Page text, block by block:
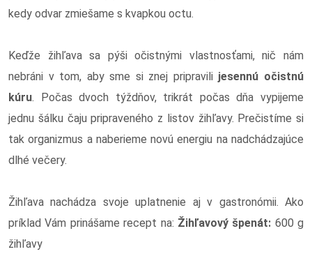
kedy odvar zmiešame s kvapkou octu.
Keďže žihľava sa pýši očistnými vlastnosťami, nič nám
nebráni v tom, aby sme si znej pripravili jesennú očistnú
kúru. Počas dvoch týždňov, trikrát počas dňa vypijeme
jednu šálku čaju pripraveného z listov žihľavy. Prečistíme si
tak organizmus a naberieme novú energiu na nadchádzajúce
dlhé večery.
Žihľava nachádza svoje uplatnenie aj v gastronómii. Ako
príklad Vám prinášame recept na: Žihľavový špenát: 600 g
žihľavy